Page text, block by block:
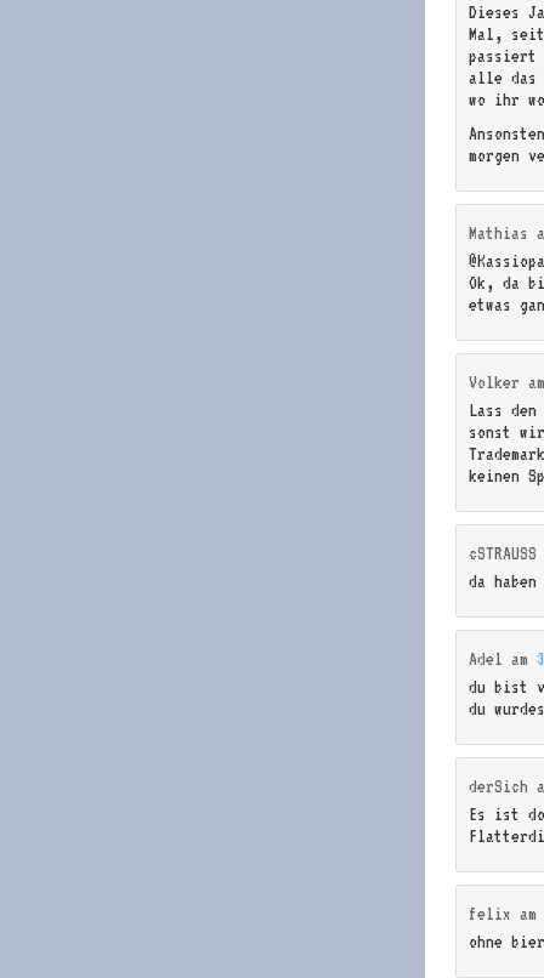
Dieses
Mal,
passiert
alle das
wo ihr
morgen
Mathias
Ok, da
etwas
Volker
Lass
sonst
keinen
cSTRAUSS
da
Adel am
du bist
du
derSich
Es ist
felix am
ohne